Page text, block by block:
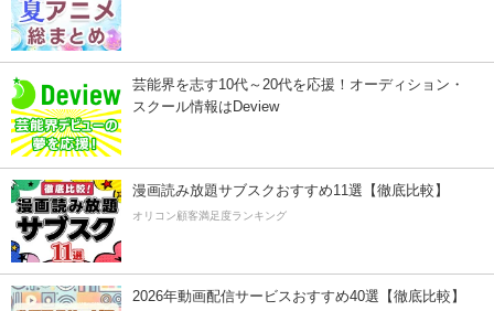
芸能界を志す10代～20代を応援！オーディション・
スクール情報はDeview
漫画読み放題サブスクおすすめ11選【徹底比較】
オリコン顧客満足度ランキング
2026年動画配信サービスおすすめ40選【徹底比較】